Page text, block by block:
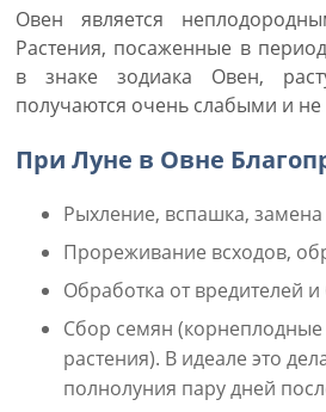
Овен является
Растения, посаженные в
в знаке зодиака Овен,
получаются очень слабыми и
При Луне в Овне
Рыхление, вспашка,
Прореживание всходов,
Обработка от вредителей
Сбор семян (корнеплодные
растения). В идеале это
полнолуния пару дней